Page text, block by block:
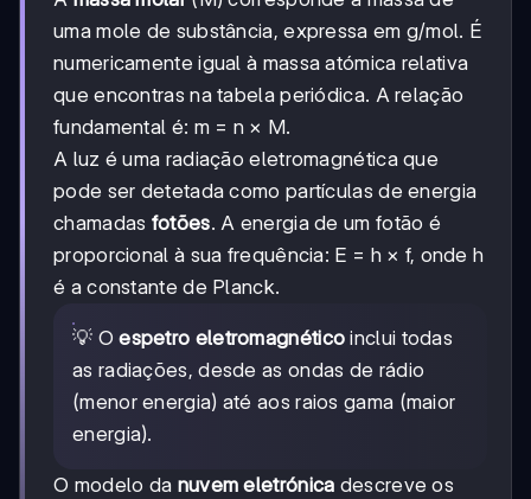
uma mole de substância, expressa em g/mol. É
numericamente igual à massa atómica relativa
que encontras na tabela periódica. A relação
fundamental é: m = n × M.
A luz é uma radiação eletromagnética que
pode ser detetada como partículas de energia
chamadas fotões. A energia de um fotão é
proporcional à sua frequência: E = h × f, onde h
é a constante de Planck.
💡 Oespetro eletromagnético inclui todas
as radiações, desde as ondas de rádio
(menor energia) até aos raios gama (maior
energia).
O modelo da nuvem eletrónica descreve os